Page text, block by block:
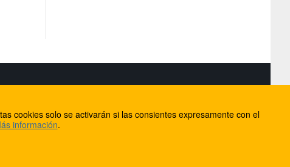
Mallorca
cookies solo se activarán si las consientes expresamente con el
información.